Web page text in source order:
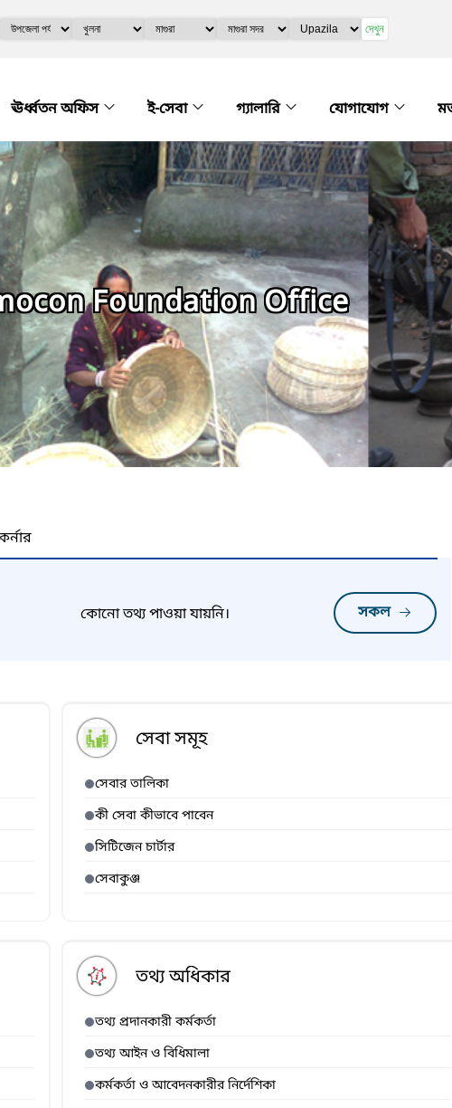
দেখুন
ঊর্ধ্বতন অফিস ই-সেবা গ্যালারি যোগাযোগ
Foundation Office
সকল
কোনো তথ্য পাওয়া যায়নি।
সেবা সমূহ
সেবার তালিকা
কী সেবা কীভাবে পাবেন
সিটিজেন চার্টার
সেবাকুঞ্জ
তথ্য অধিকার
তথ্য প্রদানকারী কর্মকর্তা
তথ্য আইন ও বিধিমালা
কর্মকর্তা ও আবেদনকারীর নির্দেশিকা